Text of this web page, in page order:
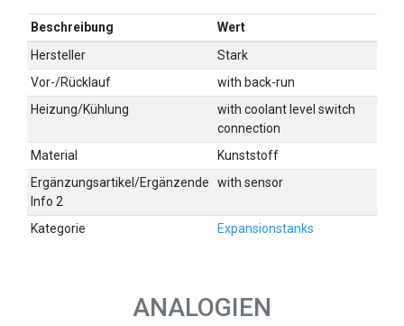
Beschreibung
Wert
Hersteller
Stark
Vor-/Rücklauf
with back-run
Heizung/Kühlung
with coolant level switch
connection
Material
Kunststoff
Ergänzungsartikel/Ergänzende
Info 2
with sensor
Kategorie Expansionstanks
ANALOGIEN